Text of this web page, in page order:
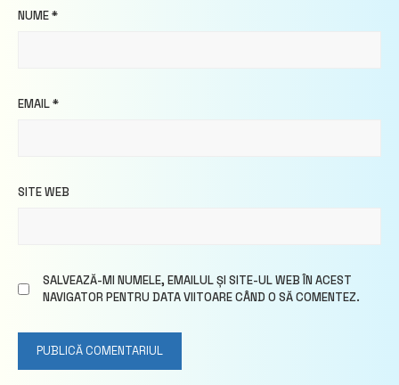
NUME*
EMAIL*
SITE WEB
SALVEAZĂ-MI NUMELE, EMAILUL ȘI SITE-UL WEB ÎN ACEST
NAVIGATOR PENTRU DATA VIITOARE CÂND O SĂ COMENTEZ.